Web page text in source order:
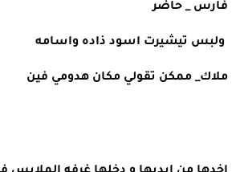
فارس _ حاضر
ملاك_ ممكن تقولي مكان هدومي فين